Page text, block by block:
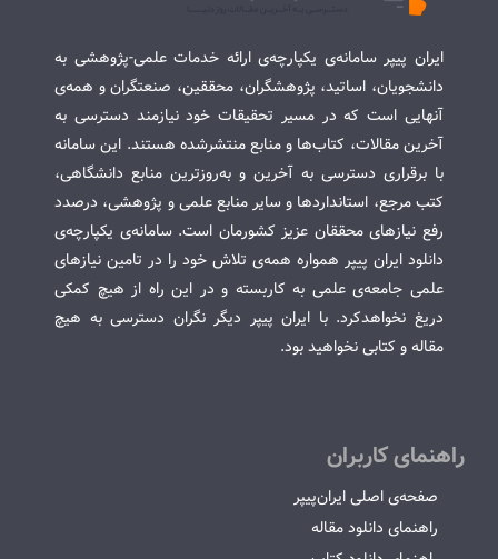
ایران پیپر سامانه‌ی یکپارچه‌ی ارائه خدمات علمی-پژوهشی به
دانشجویان، اساتید، پژوهشگران، محققین، صنعتگران و همه‌ی
آنهایی است که در مسیر تحقیقات خود نیازمند دسترسی به
آخرین مقالات، کتاب‌ها و منابع منتشرشده هستند. این سامانه
با برقراری دسترسی به آخرین و به‌روزترین منابع دانشگاهی،
کتب مرجع، استانداردها و سایر منابع علمی و پژوهشی، درصدد
رفع نیازهای محققان عزیز کشورمان است. سامانه‌ی یکپارچه‌ی
دانلود ایران پیپر همواره همه‌ی تلاش خود را در تامین نیازهای
علمی جامعه‌ی علمی به کاربسته و در این راه از هیچ کمکی
دریغ نخواهدکرد. با ایران پیپر دیگر نگران دسترسی به هیچ
مقاله و کتابی نخواهید بود.
راهنمای کاربران
صفحه‌ی اصلی ایران‌پیپر
راهنمای دانلود مقاله